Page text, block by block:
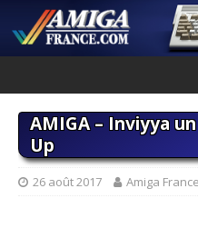
AMIGA – Inviyya
Up
26 août 2017 Amiga France